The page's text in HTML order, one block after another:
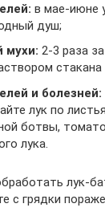
в мае-июне
душ;
мухи: 2-3 раза
и болезней:
лук по
ботвы,
лука.
лук-
с грядки